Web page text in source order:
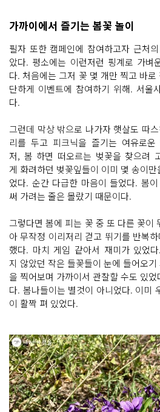
가까이에서 즐기는 봄꽃 놀이
필자 또한 캠페인에 참여하고자 근처
았다. 평소에는 이런저런 핑계로 가벼
다. 처음에는 그저 꽃 몇 개만 찍고 바
단하게 이벤트에 참여하기 위해. 서울
다.
그런데 막상 밖으로 나가자 햇살도 따
리를 두고 피크닉을 즐기는 여유로
저, 봄 하면 떠오르는 벚꽃을 찾으려
게 화려하던 벚꽃잎들이 이미 몇 송이
었다. 순간 다급한 마음이 들었다. 봄
써 가려는 줄은 몰랐기 때문이다.
그렇다면 봄에 피는 꽃 중 또 다른 꽃이
아 무작정 이리저리 걷고 뛰기를 반복
했다. 마치 게임 같아서 재미가 있었
지 않았던 작은 들꽃들이 눈에 들어오
을 찍어보며 가까이서 관찰할 수도 있
다. 봄나들이는 별것이 아니었다. 이미
이 활짝 펴 있었다.